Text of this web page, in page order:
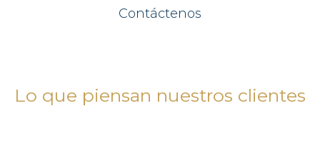
Contáctenos
Lo que piensan nuestros clientes